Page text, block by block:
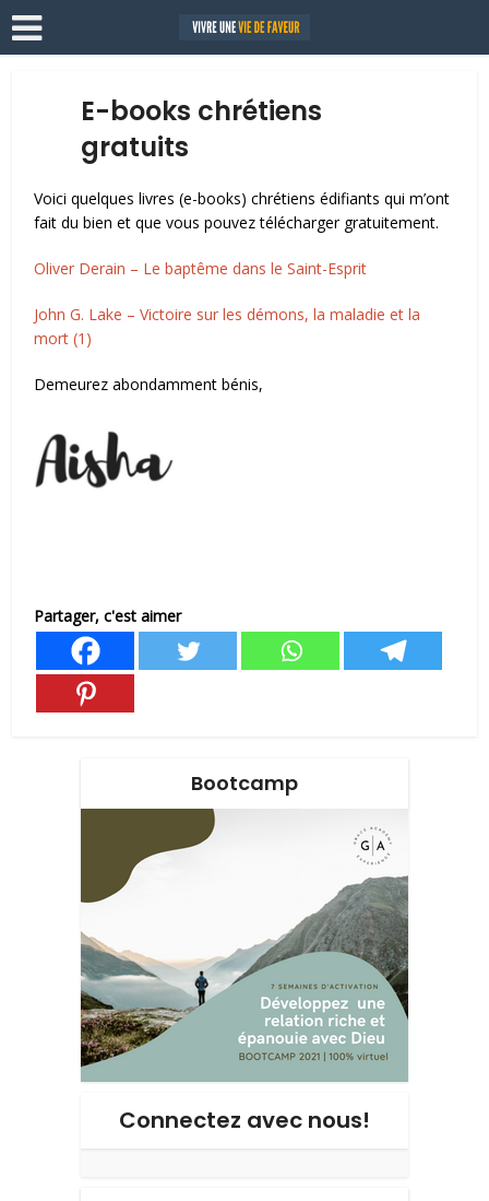
E-books chrétiens
gratuits
Voici quelques livres (e-books) chrétiens édifiants qui m’ont
fait du bien et que vous pouvez télécharger gratuitement.
Oliver Derain – Le baptême dans le Saint-Esprit
John G. Lake – Victoire sur les démons, la maladie et la
mort (1)
Demeurez abondamment bénis,
Partager, c'est aimer
Bootcamp
Connectez avec nous!